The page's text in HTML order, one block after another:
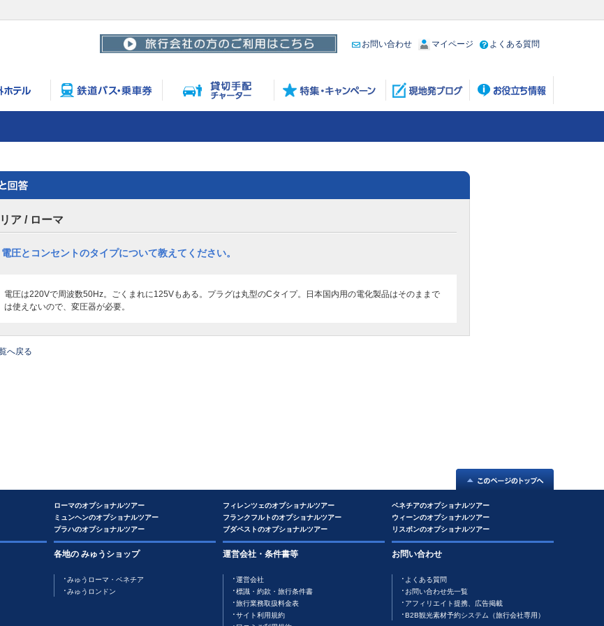
お問い合わせ マイページ よくある質問
ア / ローマ
電圧とコンセントのタイプについて教えてください。
電圧は220Vで周波数50Hz。ごくまれに125Vもある。プラグは丸型のCタイプ。日本国内用の電化製品はそのままで
は使えないので、変圧器が必要。
へ戻る
ローマのオプショナルツアー
ミュンヘンのオプショナルツアー
プラハのオプショナルツアー
フィレンツェのオプショナルツアー
フランクフルトのオプショナルツアー
ブダペストのオプショナルツアー
ベネチアのオプショナルツアー
ウィーンのオプショナルツアー
リスボンのオプショナルツアー
各地の みゅうショップ
みゅうローマ・ベネチア
みゅうロンドン
運営会社・条件書等
運営会社
標識・約款・旅行条件書
旅行業務取扱料金表
サイト利用規約
お問い合わせ
よくある質問
お問い合わせ先一覧
アフィリエイト提携、広告掲載
B2B観光素材予約システム（旅行会社専用）